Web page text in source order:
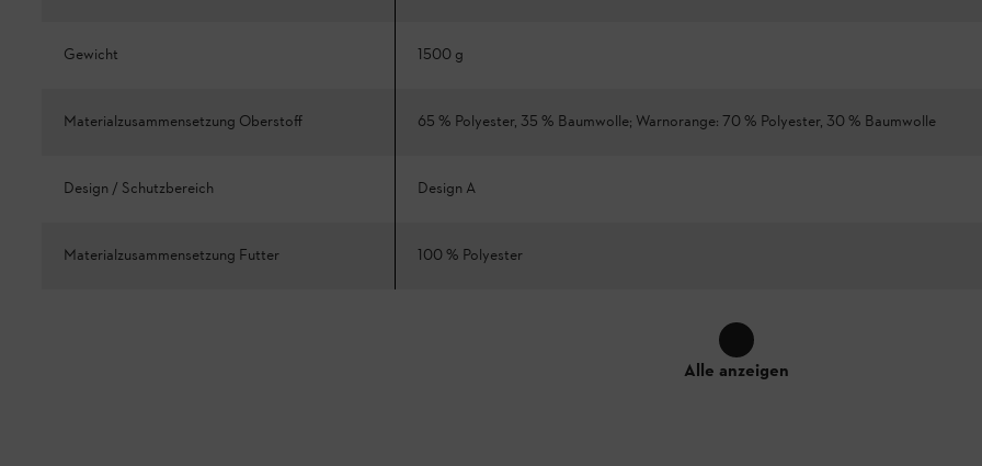
Gewicht 1500 g
Materialzusammensetzung Oberstoff 65 % Polyester, 35 % Baumwolle; Warnorange: 70 % Polyester, 30 % Baumwolle
Design / Schutzbereich Design A
Materialzusammensetzung Futter 100 % Polyester
Alle anzeigen